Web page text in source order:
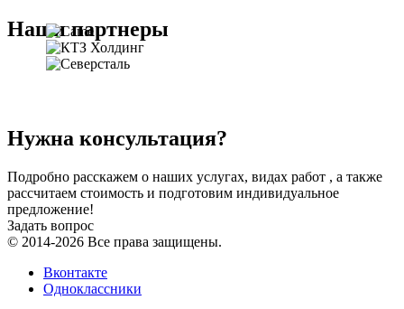
Наши партнеры
Нужна консультация?
Подробно расскажем о наших услугах, видах работ , а также
рассчитаем стоимость и подготовим индивидуальное
предложение!
Задать вопрос
© 2014-2026 Все права защищены.
Вконтакте
Одноклассники